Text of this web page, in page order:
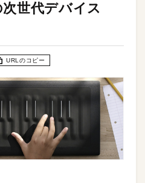
世代デバイス
URLのコピー